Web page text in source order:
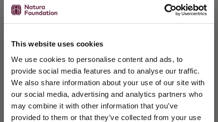
This website uses cookies
We use cookies to personalise content and ads, to
provide social media features and to analyse our traffic.
We also share information about your use of our site with
our social media, advertising and analytics partners who
may combine it with other information that you’ve
provided to them or that they’ve collected from your use
Spijsverteringsproblemen
PCOS
Veelgebruikte nutriënten
Maca
Schrijf je in en blijf je verdiepen